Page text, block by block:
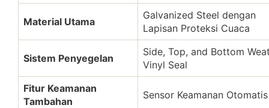
Material Utama
Galvanized Steel dengan
Lapisan Proteksi Cuaca
Sistem Penyegelan
Side, Top, and Bottom
Vinyl Seal
Fitur Keamanan
Tambahan
Sensor Keamanan Otomatis